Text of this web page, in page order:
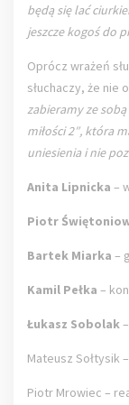
będą się lać
jeszcze kogoś do
Oprócz wrażeń
słuchaczy, że nie
zabieramy ze
miłości 2″, która
uniesienia i nie
Anita Lipnicka –
Piotr
Bartek Miarka –
Kamil Pełka –
Łukasz Sobolak
Mateusz Sołtysik
Piotr Mrowiec –